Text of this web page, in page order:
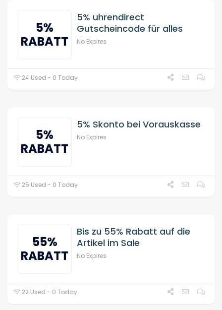
5%
RABATT
5% uhrendirect
Gutscheincode für alles
No Expires
24 Used - 0 Today
5%
RABATT
5% Skonto bei Vorauskasse
No Expires
25 Used - 0 Today
55%
RABATT
Bis zu 55% Rabatt auf die
Artikel im Sale
No Expires
22 Used - 0 Today